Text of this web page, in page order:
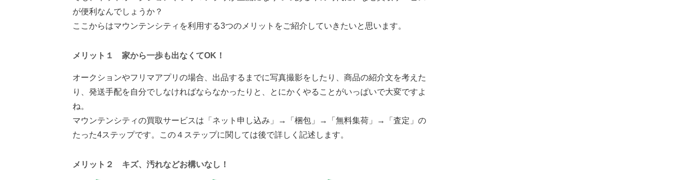
が便利なんでしょうか？
ここからはマウンテンシティを利用する3つのメリットをご紹介していきたいと思います。
メリット１ 家から一歩も出なくてOK！
オークションやフリマアプリの場合、出品するまでに写真撮影をしたり、商品の紹介文を考えた
り、発送手配を自分でしなければならなかったりと、とにかくやることがいっぱいで大変ですよ
ね。
マウンテンシティの買取サービスは「ネット申し込み」→「梱包」→「無料集荷」→「査定」の
たった4ステップです。この４ステップに関しては後で詳しく記述します。
メリット２ キズ、汚れなどお構いなし！